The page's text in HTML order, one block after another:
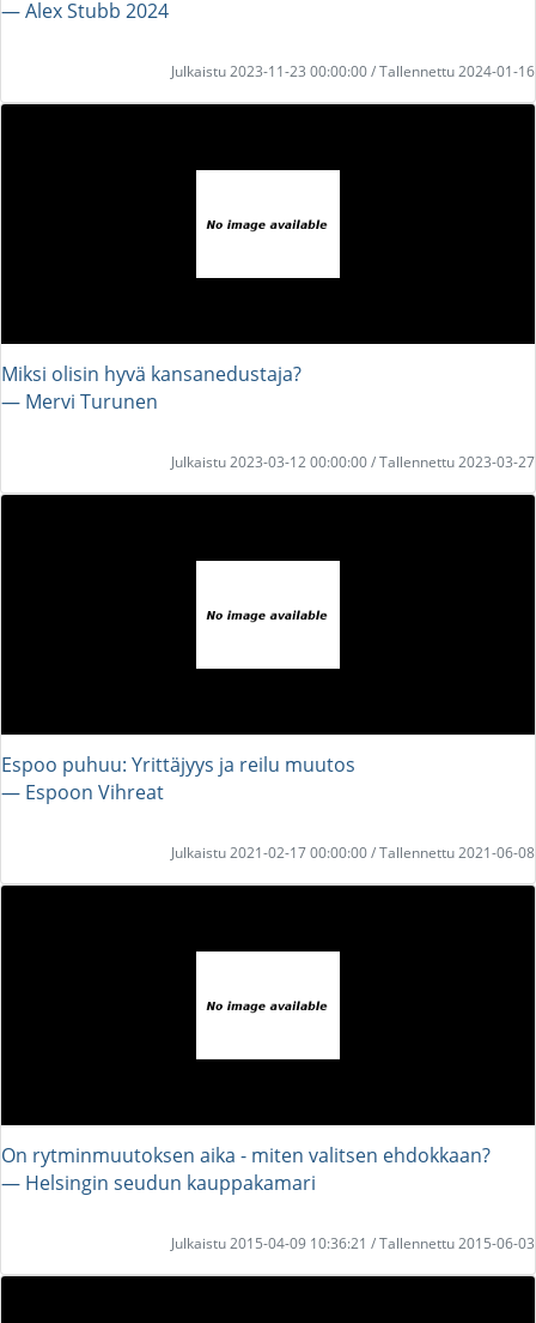
― Alex Stubb 2024
Julkaistu 2023-11-23 00:00:00 / Tallennettu 2024-01-16
Miksi olisin hyvä kansanedustaja?
― Mervi Turunen
Julkaistu 2023-03-12 00:00:00 / Tallennettu 2023-03-27
Espoo puhuu: Yrittäjyys ja reilu muutos
― Espoon Vihreat
Julkaistu 2021-02-17 00:00:00 / Tallennettu 2021-06-08
On rytminmuutoksen aika - miten valitsen ehdokkaan?
― Helsingin seudun kauppakamari
Julkaistu 2015-04-09 10:36:21 / Tallennettu 2015-06-03